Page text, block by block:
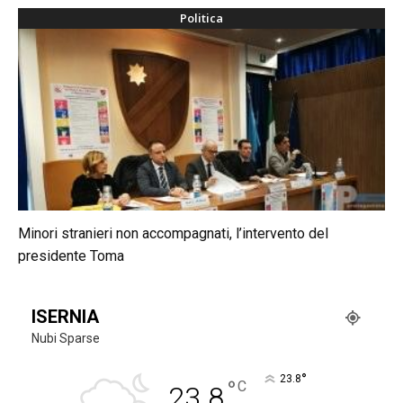
Politica
Minori stranieri non accompagnati, l’intervento del
presidente Toma
ISERNIA
Nubi Sparse
°C 23.8°